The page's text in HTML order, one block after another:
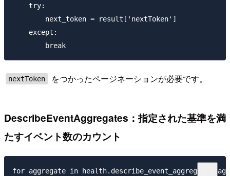
    try:
        next_token = result['nextToken']
    except:
nextToken をつかったページネーションが必要です。
DescribeEventAggregates：指定された基準を満
たすイベント数のカウント
for aggregate in